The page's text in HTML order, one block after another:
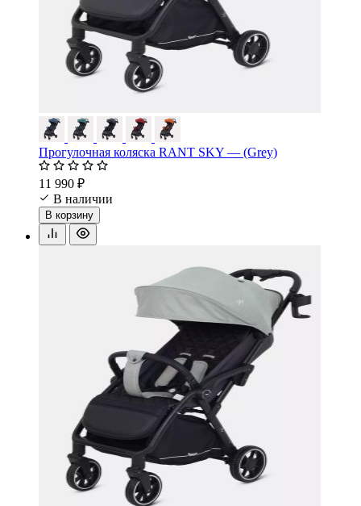
Прогулочная коляска RANT SKY — (Grey)
11 990 ₽
В наличии
В корзину